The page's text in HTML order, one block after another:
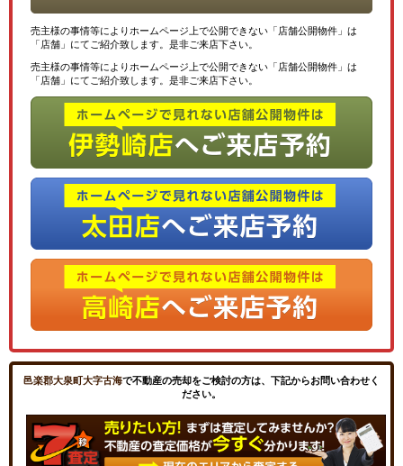
売主様の事情等によりホームページ上で公開できない「店舗公開物件」は
「店舗」にてご紹介致します。是非ご来店下さい。
売主様の事情等によりホームページ上で公開できない「店舗公開物件」は
「店舗」にてご紹介致します。是非ご来店下さい。
邑楽郡大泉町大字古海で不動産の売却をご検討の方は、下記からお問い合わせく
ださい。